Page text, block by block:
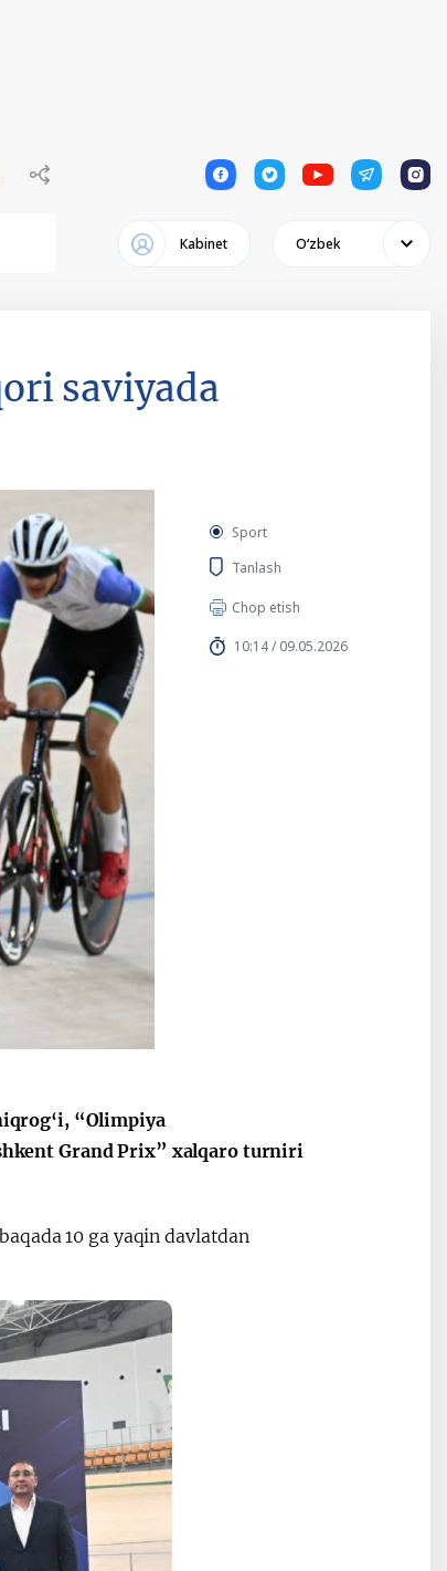
1 1 1 1 1
Кabinet Oʻzbek
saviyada
Sport
Tanlash
Chop etish
10:14 / 09.05.2026
“Olimpiya
Grand Prix” xalqaro turniri
10 ga yaqin davlatdan